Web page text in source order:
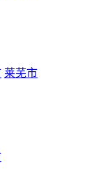
莱芜市